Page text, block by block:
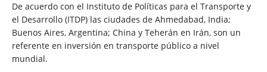
De acuerdo con el Instituto de Políticas para el Transporte y
el Desarrollo (ITDP) las ciudades de Ahmedabad, India;
Buenos Aires, Argentina; China y Teherán en Irán, son un
referente en inversión en transporte público a nivel
mundial.